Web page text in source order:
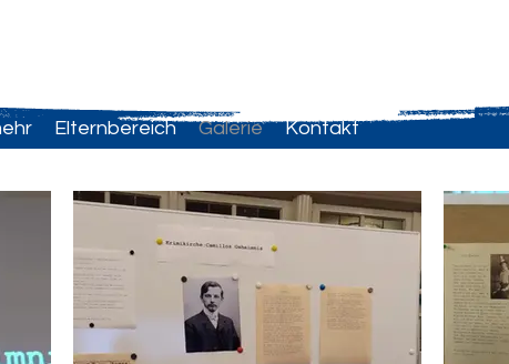
Elternbereich Galerie Kontakt